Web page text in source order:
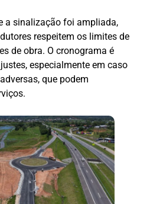
a sinalização foi ampliada,
respeitem os limites de
de obra. O cronograma é
especialmente em caso
que podem